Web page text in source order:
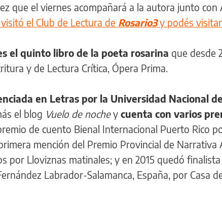
que el viernes acompañará a la autora junto
el Club de Lectura de Rosario3y podés
el quinto libro de la poeta rosarina que desde
y de Lectura Crítica, Ópera Prima.
en Letras por la Universidad Nacional
el blog Vuelo de nochey cuenta con varios
de cuento Bienal Internacional Puerto Rico
mención del Premio Provincial de Narrativa
por Lloviznas matinales; y en 2015 quedó
Labrador-Salamanca, España, por Casa